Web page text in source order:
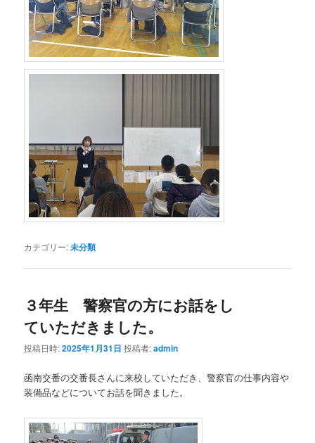
カテゴリー:未分類
３年生 警察官の方にお話をし
ていただきました。
投稿日時:2025年1月31日 投稿者:admin
函南交番の交番長さんに来校していただき、警察官の仕事内容や
装備品などについてお話を聞きました。